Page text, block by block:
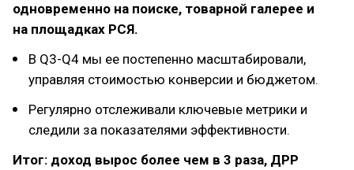
одновременно на поиске, товарной галерее и
на площадках РСЯ.
В Q3-Q4 мы ее постепенно масштабировали,
управляя стоимостью конверсии и бюджетом.
Регулярно отслеживали ключевые метрики и
следили за показателями эффективности.
Итог: доход вырос более чем в 3 раза, ДРР